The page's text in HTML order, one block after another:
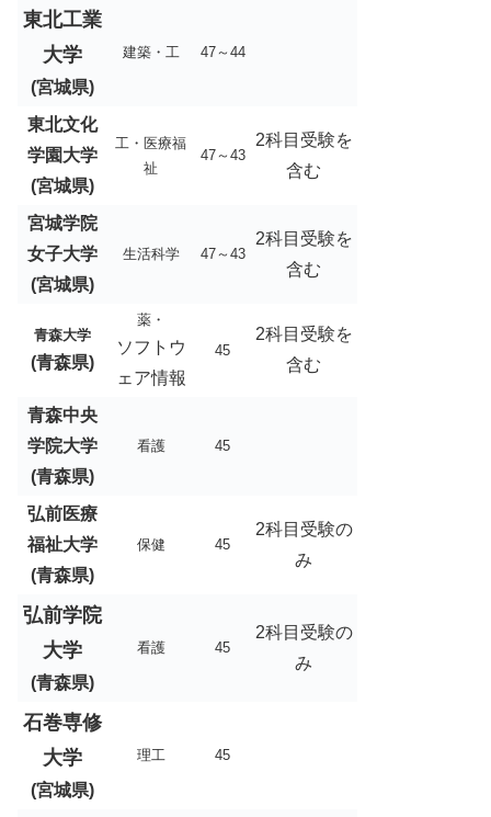
東北工業
大学
(宮城県)
建築・工 47～44
東北文化
学園大学
(宮城県)
工・医療福
祉
47～43
2科目受験を
含む
宮城学院
女子大学
(宮城県)
生活科学 47～43
2科目受験を
含む
青森大学
(青森県)
薬・
ソフトウ
ェア情報
45
2科目受験を
含む
青森中央
学院大学
(青森県)
看護 45
弘前医療
福祉大学
(青森県)
保健 45
2科目受験の
み
弘前学院
大学
(青森県)
看護 45
2科目受験の
み
石巻専修
大学
(宮城県)
理工 45